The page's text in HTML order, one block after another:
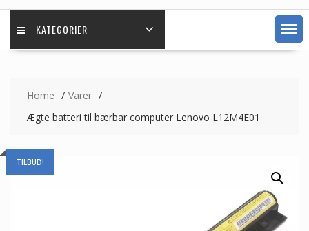
KATEGORIER
Home
Varer
Ægte batteri til bærbar computer Lenovo L12M4E01
TILBUD!